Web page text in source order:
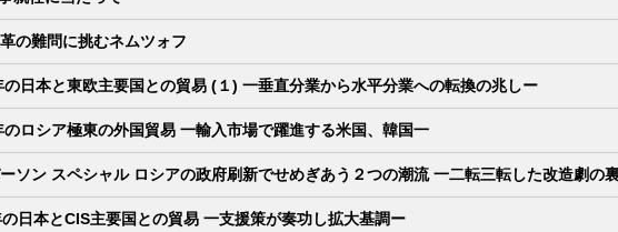
の難問に挑むネムツォフ
の日本と東欧主要国との貿易 (１) 一垂直分業から水平分業への転換の兆しー
のロシア極東の外国貿易 一輸入市場で躍進する米国、韓国一
ソン スペシャル ロシアの政府刷新でせめぎあう２つの潮流 一二転三転した改造劇の
日本とCIS主要国との貿易 一支援策が奏功し拡大基調ー